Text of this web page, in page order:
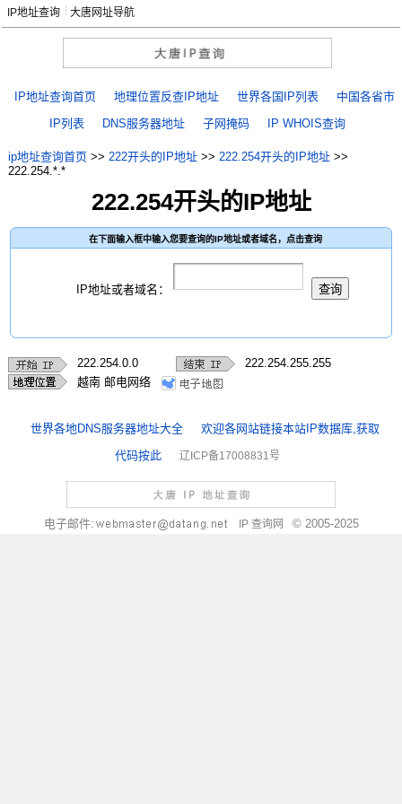
大唐网址导航
IP地址查询
IP地址查询首页 地理位置反查IP地址 世界各国IP列表
中国各省市
IP列表
DNS服务器地址 子网掩码 IP WHOIS查询
ip地址查询首页>> 222开头的IP地址>> 222.254开头的IP地址>>
222.254.*.*
222.254开头的IP地址
在下面输入框中输入您要查询的IP地址或者域名，点击查询
IP地址或者域名：
222.254.0.0
222.254.255.255
越南 邮电网络
世界各地DNS服务器地址大全
欢迎各网站链接本站IP数据库,获取
代码按此
辽ICP备17008831号
电子邮件: IP 查询网 © 2005-2025